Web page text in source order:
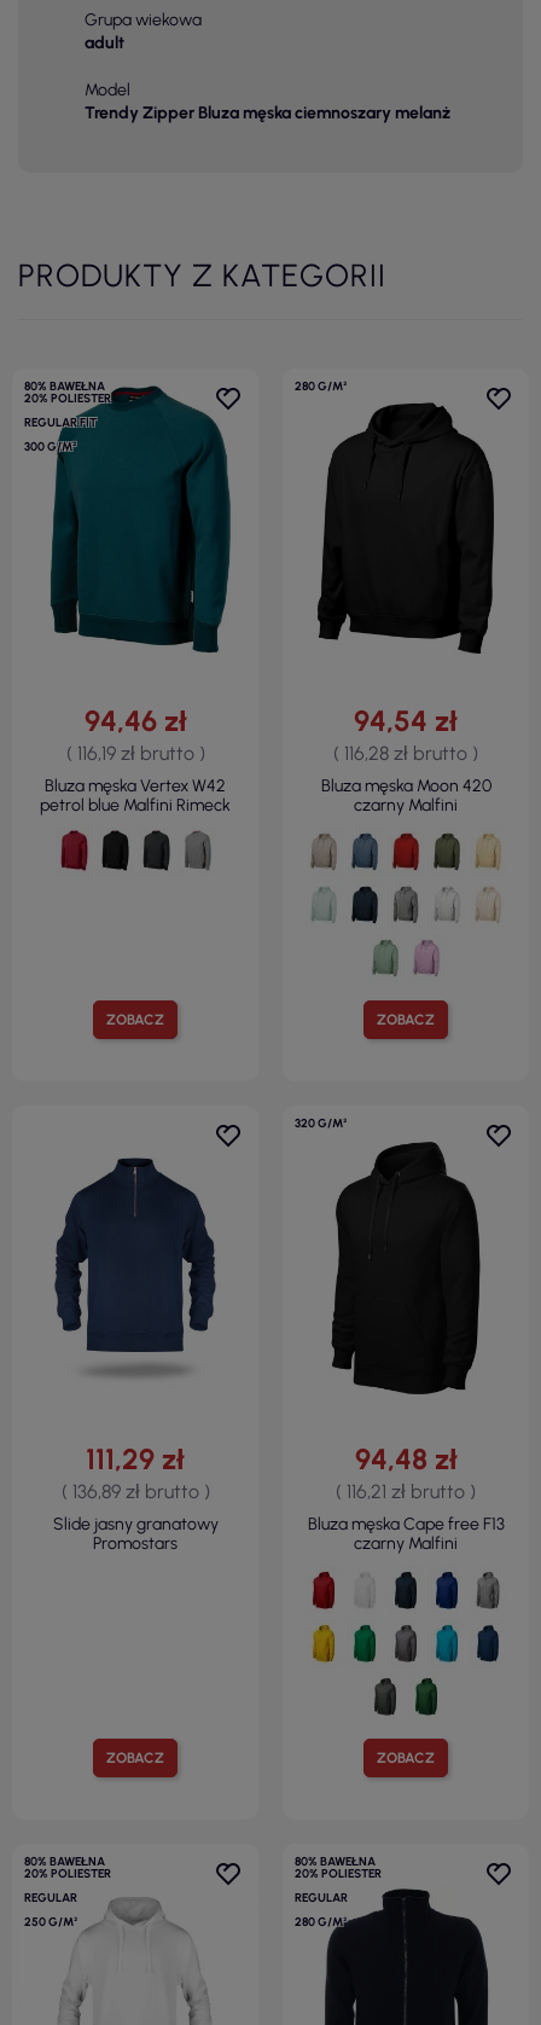
Grupa wiekowa
adult
Model
Trendy Zipper Bluza męska ciemnoszary melanż
PRODUKTY Z KATEGORII
80% BAWEŁNA
20% POLIESTER
REGULAR FIT
300 G/M²
ZOBACZ
94,46 zł
( 116,19 zł brutto )
Bluza męska Vertex W42
petrol blue Malfini Rimeck
280 G/M²
ZOBACZ
94,54 zł
( 116,28 zł brutto )
Bluza męska Moon 420
czarny Malfini
ZOBACZ
111,29 zł
( 136,89 zł brutto )
Slide jasny granatowy
Promostars
320 G/M²
ZOBACZ
94,48 zł
( 116,21 zł brutto )
Bluza męska Cape free F13
czarny Malfini
80% BAWEŁNA
20% POLIESTER
REGULAR
250 G/M²
80% BAWEŁNA
20% POLIESTER
REGULAR
280 G/M²